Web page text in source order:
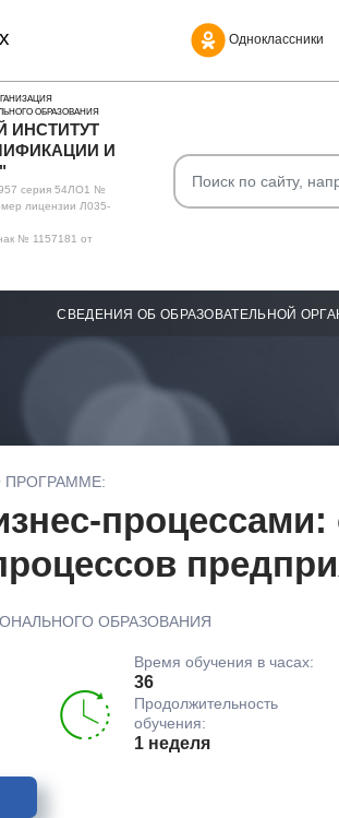
Одноклассники
ОБРАЗОВАНИЯ
ИНСТИТУТ
И
серия 54ЛО1 №
лицензии Л035-
№ 1157181 от
СВЕДЕНИЯ ОБ ОБРАЗОВАТЕЛЬНОЙ
процессами:
ОБРАЗОВАНИЯ
Время обучения в часах:
36
Продолжительность
обучения:
1 неделя